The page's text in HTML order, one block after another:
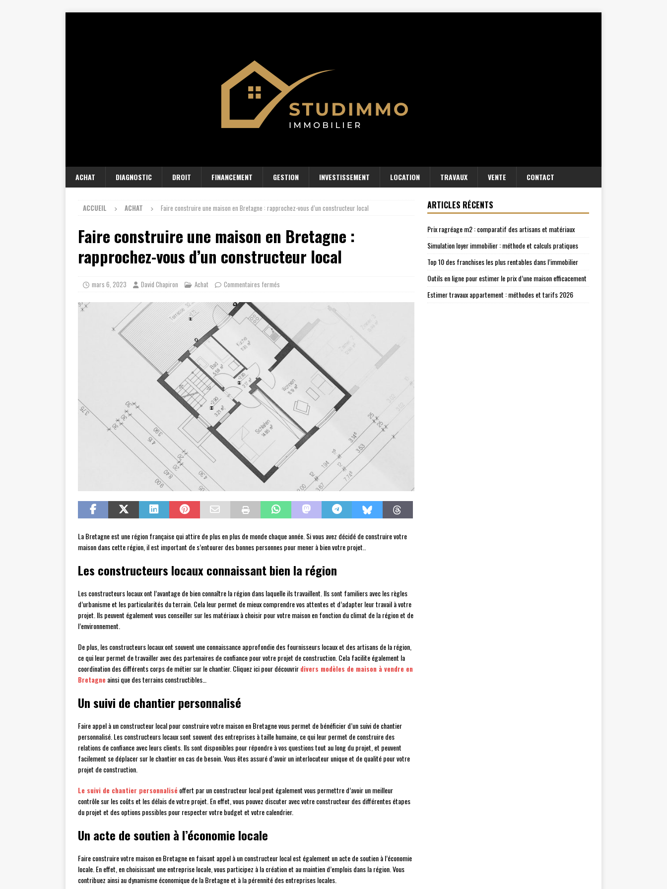
ACHAT DIAGNOSTIC DROIT FINANCEMENT GESTION INVESTISSEMENT LOCATION TRAVAUX VENTE CONTACT
ACCUEIL ACHAT Faire construire une maison en Bretagne : rapprochez-vous d’un constructeur local
Faire construire une maison en Bretagne :
rapprochez-vous d’un constructeur local
mars 6, 2023 David Chapiron Achat Commentaires fermés
La Bretagne est une région française qui attire de plus en plus de monde chaque année. Si vous avez décidé de construire votre
maison dans cette région, il est important de s’entourer des bonnes personnes pour mener à bien votre projet..
Les constructeurs locaux connaissant bien la région
Les constructeurs locaux ont l’avantage de bien connaître la région dans laquelle ils travaillent. Ils sont familiers avec les règles
d’urbanisme et les particularités du terrain. Cela leur permet de mieux comprendre vos attentes et d’adapter leur travail à votre
projet. Ils peuvent également vous conseiller sur les matériaux à choisir pour votre maison en fonction du climat de la région et de
l’environnement.
De plus, les constructeurs locaux ont souvent une connaissance approfondie des fournisseurs locaux et des artisans de la région,
ce qui leur permet de travailler avec des partenaires de confiance pour votre projet de construction. Cela facilite également la
coordination des différents corps de métier sur le chantier. Cliquez ici pour découvrirdivers modèles de maison à vendre en
Bretagne ainsi que des terrains constructibles…
Un suivi de chantier personnalisé
Faire appel à un constructeur local pour construire votre maison en Bretagne vous permet de bénéficier d’un suivi de chantier
personnalisé. Les constructeurs locaux sont souvent des entreprises à taille humaine, ce qui leur permet de construire des
relations de confiance avec leurs clients. Ils sont disponibles pour répondre à vos questions tout au long du projet, et peuvent
facilement se déplacer sur le chantier en cas de besoin. Vous êtes assuré d’avoir un interlocuteur unique et de qualité pour votre
projet de construction.
Le suivi de chantier personnalisé offert par un constructeur local peut également vous permettre d’avoir un meilleur
contrôle sur les coûts et les délais de votre projet. En effet, vous pouvez discuter avec votre constructeur des différentes étapes
du projet et des options possibles pour respecter votre budget et votre calendrier.
Un acte de soutien à l’économie locale
Faire construire votre maison en Bretagne en faisant appel à un constructeur local est également un acte de soutien à l’économie
locale. En effet, en choisissant une entreprise locale, vous participez à la création et au maintien d’emplois dans la région. Vous
contribuez ainsi au dynamisme économique de la Bretagne et à la pérennité des entreprises locales.
ARTICLES RÉCENTS
Prix ragréage m2 : comparatif des artisans et matériaux
Simulation loyer immobilier : méthode et calculs pratiques
Top 10 des franchises les plus rentables dans l’immobilier
Outils en ligne pour estimer le prix d’une maison efficacement
Estimer travaux appartement : méthodes et tarifs 2026